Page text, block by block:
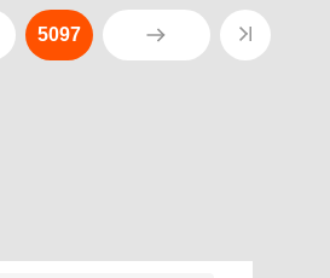
5097